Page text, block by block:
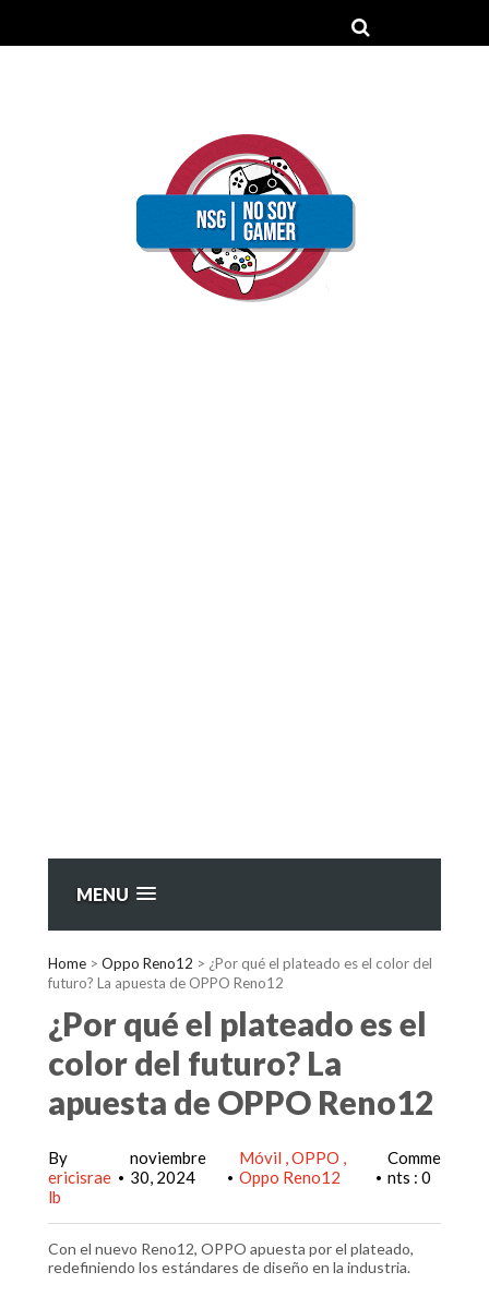
MENU
Home > Oppo Reno12 > ¿Por qué el plateado es el color del
futuro? La apuesta de OPPO Reno12
¿Por qué el plateado es el
color del futuro? La
apuesta de OPPO Reno12
By
ericisrae
lb
•
noviembre
30, 2024
•
Móvil OPPO
Oppo Reno12
•
Comme
nts : 0
Con el nuevo Reno12, OPPO apuesta por el plateado,
redefiniendo los estándares de diseño en la industria.